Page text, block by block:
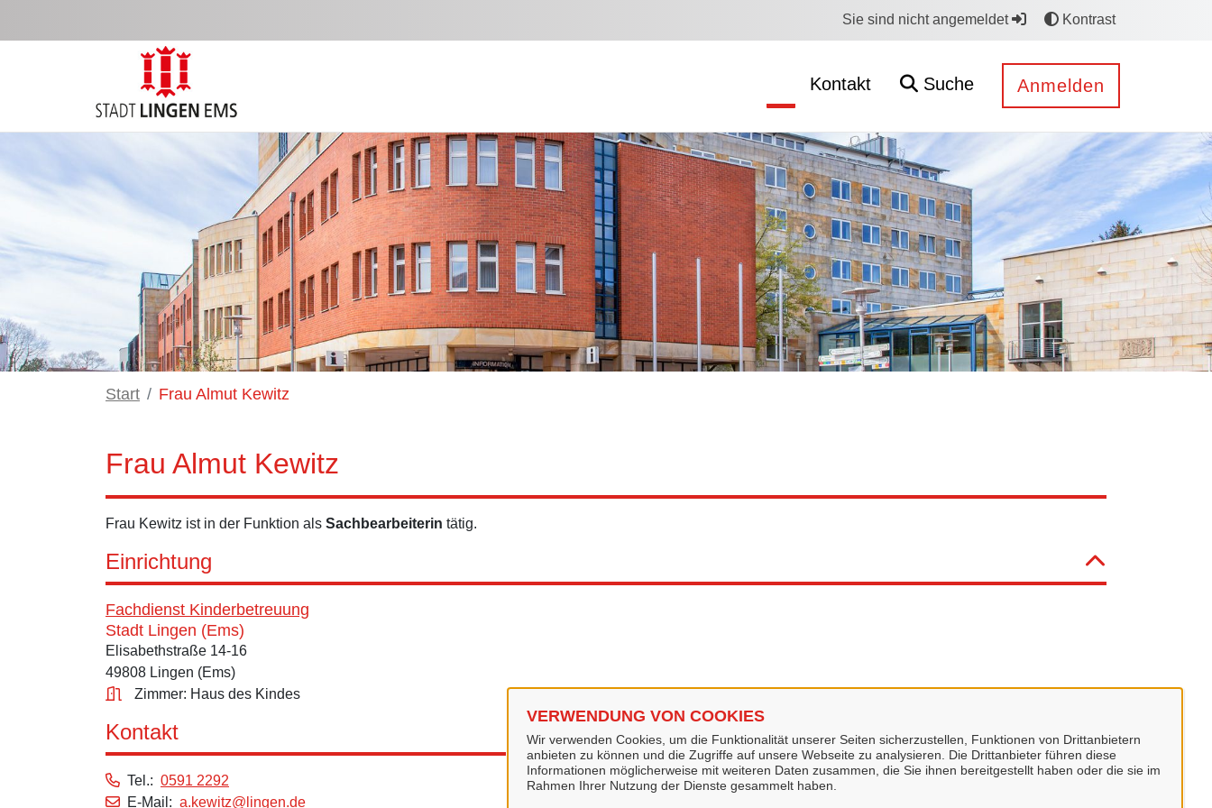
VERWENDUNG VON COOKIES
Wir verwenden Cookies, um die Funktionalität unserer Seiten sicherzustellen, Funktionen von Drittanbietern
anbieten zu können und die Zugriffe auf unsere Webseite zu analysieren. Die Drittanbieter führen diese
Informationen möglicherweise mit weiteren Daten zusammen, die Sie ihnen bereitgestellt haben oder die sie im
Rahmen Ihrer Nutzung der Dienste gesammelt haben.
Sie sind nicht angemeldet Kontrast
Kontakt Suche Anmelden
Start Frau Almut Kewitz
Frau Almut Kewitz
Frau Kewitz ist in der Funktion als Sachbearbeiterin tätig.
Einrichtung
Fachdienst Kinderbetreuung
Stadt Lingen (Ems)
Elisabethstraße 14-16
49808 Lingen (Ems)
Zimmer: Haus des Kindes
Kontakt
Tel.: 0591 2292
E-Mail: a.kewitz@lingen.de